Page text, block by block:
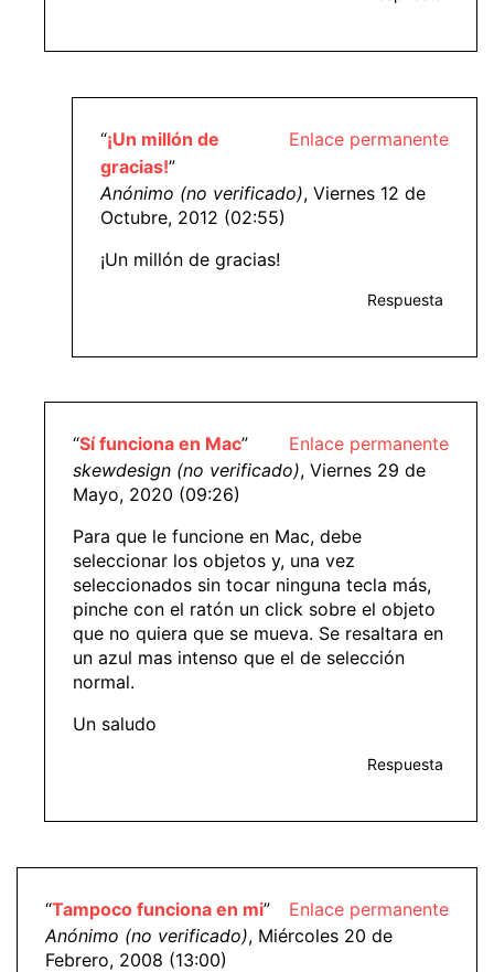
Enlace permanente
“¡Un millón de
gracias!”
Anónimo (no verificado), Viernes 12 de
Octubre, 2012 (02:55)
¡Un millón de gracias!
Respuesta
Enlace permanente
“Sí funciona en Mac”
skewdesign (no verificado), Viernes 29 de
Mayo, 2020 (09:26)
Para que le funcione en Mac, debe
seleccionar los objetos y, una vez
seleccionados sin tocar ninguna tecla más,
pinche con el ratón un click sobre el objeto
que no quiera que se mueva. Se resaltara en
un azul mas intenso que el de selección
normal.
Un saludo
Respuesta
Enlace permanente
“Tampoco funciona en mi”
Anónimo (no verificado), Miércoles 20 de
Febrero, 2008 (13:00)